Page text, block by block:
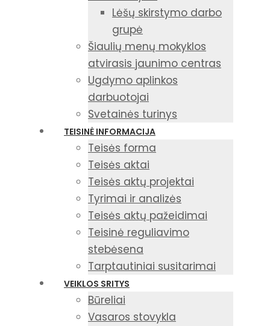
Lėšų skirstymo darbo
grupė
Šiaulių menų mokyklos
atvirasis jaunimo centras
Ugdymo aplinkos
darbuotojai
Svetainės turinys
TEISINĖ INFORMACIJA
Teisės forma
Teisės aktai
Teisės aktų projektai
Tyrimai ir analizės
Teisės aktų pažeidimai
Teisinė reguliavimo
stebėsena
Tarptautiniai susitarimai
VEIKLOS SRITYS
Būreliai
Vasaros stovykla